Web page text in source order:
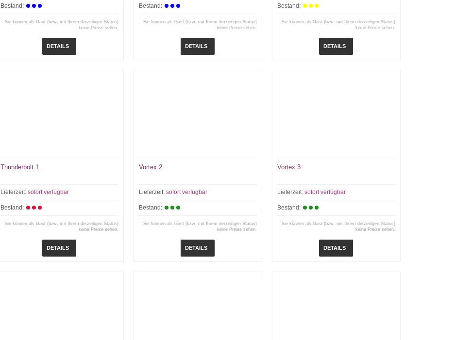
Bestand:
Sie können als Gast (bzw. mit Ihrem derzeitigen Status)
keine Preise sehen.
DETAILS
Bestand:
Sie können als Gast (bzw. mit Ihrem derzeitigen Status)
keine Preise sehen.
DETAILS
Bestand:
Sie können als Gast (bzw. mit Ihrem derzeitigen Status)
keine Preise sehen.
DETAILS
Thunderbolt 1
Lieferzeit: sofort verfügbar
Bestand:
Sie können als Gast (bzw. mit Ihrem derzeitigen Status)
keine Preise sehen.
DETAILS
Vortex 2
Lieferzeit: sofort verfügbar
Bestand:
Sie können als Gast (bzw. mit Ihrem derzeitigen Status)
keine Preise sehen.
DETAILS
Vortex 3
Lieferzeit: sofort verfügbar
Bestand:
Sie können als Gast (bzw. mit Ihrem derzeitigen Status)
keine Preise sehen.
DETAILS